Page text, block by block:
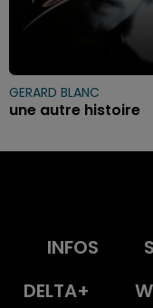
GERARD BLANC
une autre histoire
INFOS
DELTA+